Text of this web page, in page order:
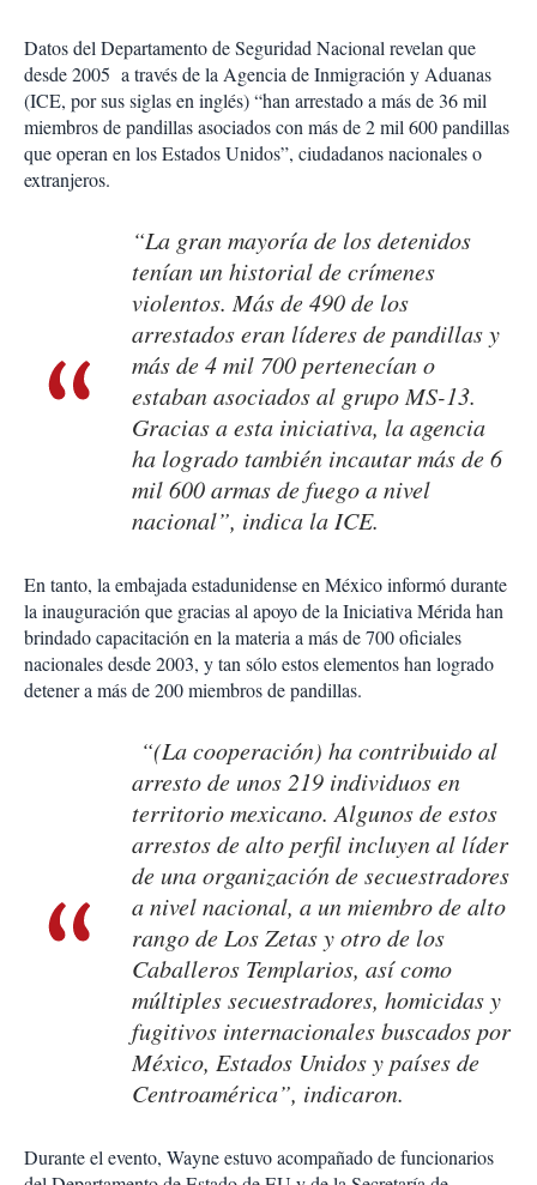
Datos del Departamento de Seguridad Nacional revelan que
desde 2005 a través de la Agencia de Inmigración y Aduanas
(ICE, por sus siglas en inglés) “han arrestado a más de 36 mil
miembros de pandillas asociados con más de 2 mil 600 pandillas
que operan en los Estados Unidos”, ciudadanos nacionales o
extranjeros.
“La gran mayoría de los detenidos
tenían un historial de crímenes
violentos. Más de 490 de los
arrestados eran líderes de pandillas y
más de 4 mil 700 pertenecían o
estaban asociados al grupo MS-13.
Gracias a esta iniciativa, la agencia
ha logrado también incautar más de 6
mil 600 armas de fuego a nivel
nacional”, indica la ICE.
En tanto, la embajada estadunidense en México informó durante
la inauguración que gracias al apoyo de la Iniciativa Mérida han
brindado capacitación en la materia a más de 700 oficiales
nacionales desde 2003, y tan sólo estos elementos han logrado
detener a más de 200 miembros de pandillas.
“(La cooperación) ha contribuido al
arresto de unos 219 individuos en
territorio mexicano. Algunos de estos
arrestos de alto perfil incluyen al líder
de una organización de secuestradores
a nivel nacional, a un miembro de alto
rango de Los Zetas y otro de los
Caballeros Templarios, así como
múltiples secuestradores, homicidas y
fugitivos internacionales buscados por
México, Estados Unidos y países de
Centroamérica”, indicaron.
Durante el evento, Wayne estuvo acompañado de funcionarios